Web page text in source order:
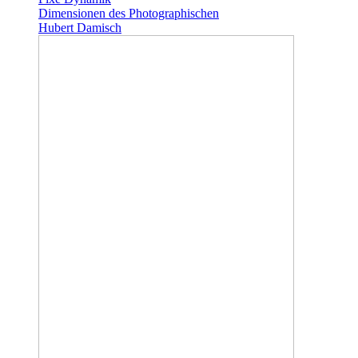
Dimensionen des Photographischen
Hubert Damisch